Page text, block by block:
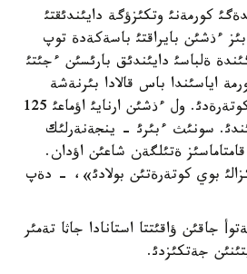
كورمةنئ وتكئزؤگة دايئندئقتئ
ءذشئن بايراقتئ باسةكةدة توپ
ةلباسئ دايئندئق بارئسئن ءجئتئ
اياسئندا باس قالادا بئرنةشة
قذرئلئس نئساندارئ بوي كوتةرةدئ. ول ءذشئن ارنايئ اؤماعئ 125
سونئث ءبئرئ - ينجةنةرلئك
ةتئلگةن شاعئن اؤدان.
بوي كوتةرةتئن بولادئ»، - دةپ
جاقئن ؤاقئتتا استانادا جاثا تةمئر
جةتكئزدئ.